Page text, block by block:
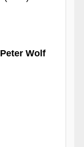
Peter Wolf